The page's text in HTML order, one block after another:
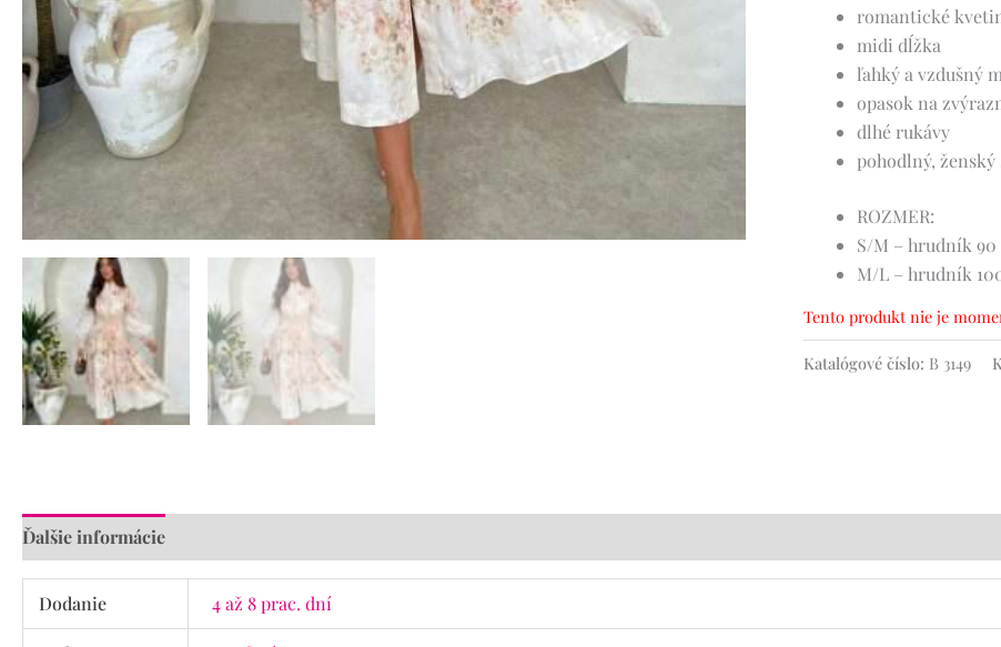
romantické
midi dĺžka
ľahký a vzdušný
opasok na
dlhé rukávy
pohodlný,
ROZMER:
S/M – hrudník
M/L – hrudník
Tento produkt nie je
Katalógové číslo: B 3149
Ďalšie informácie
Dodanie 4 až 8 prac. dní